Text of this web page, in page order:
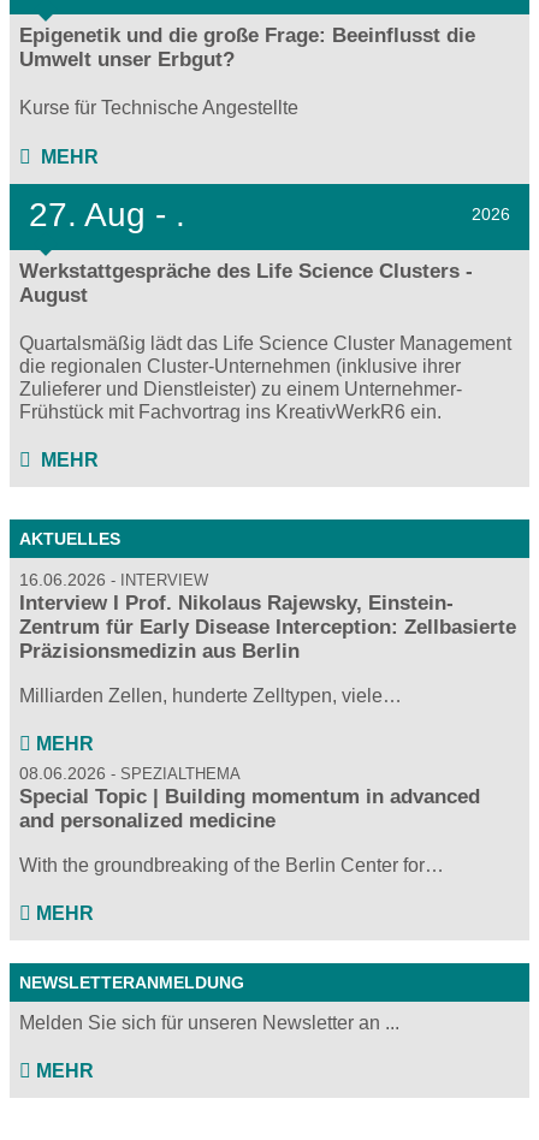
Epigenetik und die große Frage: Beeinflusst die
Umwelt unser Erbgut?
Kurse für Technische Angestellte
MEHR
27. Aug - . 2026
Werkstattgespräche des Life Science Clusters -
August
Quartalsmäßig lädt das Life Science Cluster Management
die regionalen Cluster-Unternehmen (inklusive ihrer
Zulieferer und Dienstleister) zu einem Unternehmer-
Frühstück mit Fachvortrag ins KreativWerkR6 ein.
MEHR
AKTUELLES
16.06.2026 INTERVIEW
Interview I Prof. Nikolaus Rajewsky, Einstein-
Zentrum für Early Disease Interception: Zellbasierte
Präzisionsmedizin aus Berlin
Milliarden Zellen, hunderte Zelltypen, viele…
MEHR
08.06.2026 SPEZIALTHEMA
Special Topic | Building momentum in advanced
and personalized medicine
With the groundbreaking of the Berlin Center for…
MEHR
NEWSLETTERANMELDUNG
Melden Sie sich für unseren Newsletter an ...
MEHR